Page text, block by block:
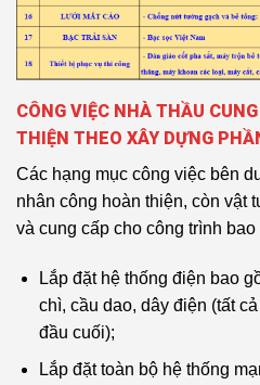
CÔNG VIỆC NHÀ THẦU
THIỆN THEO XÂY DỰNG
Các hạng mục công việc bên
nhân công hoàn thiện, còn vật
và cung cấp cho công trình
Lắp đặt hệ thống điện bao
chì, cầu dao, dây điện (tất
đầu cuối);
Lắp đặt toàn bộ hệ thống